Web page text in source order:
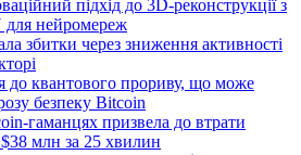
підхід до 3D-реконструкції з
для нейромереж
збитки через зниження активності
до квантового прориву, що може
безпеку Bitcoin
гаманцях призвела до втрати
млн за 25 хвилин